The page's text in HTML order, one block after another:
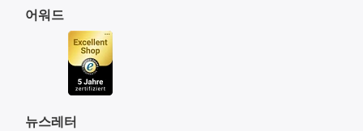
어워드
뉴스레터